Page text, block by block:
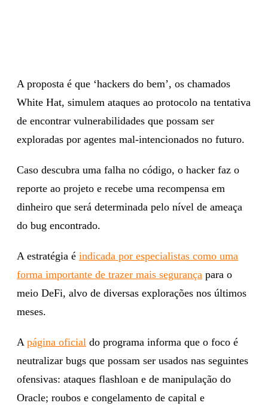
A proposta é que ‘hackers do bem’, os chamados
White Hat, simulem ataques ao protocolo na tentativa
de encontrar vulnerabilidades que possam ser
exploradas por agentes mal-intencionados no futuro.
Caso descubra uma falha no código, o hacker faz o
reporte ao projeto e recebe uma recompensa em
dinheiro que será determinada pelo nível de ameaça
do bug encontrado.
A estratégia é indicada por especialistas como uma
forma importante de trazer mais segurança para o
meio DeFi, alvo de diversas explorações nos últimos
meses.
A página oficial do programa informa que o foco é
neutralizar bugs que possam ser usados nas seguintes
ofensivas: ataques flashloan e de manipulação do
Oracle; roubos e congelamento de capital e